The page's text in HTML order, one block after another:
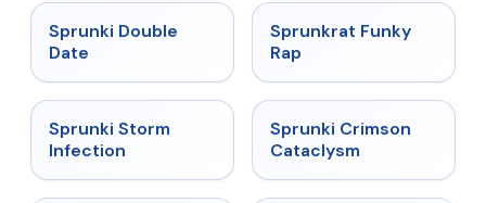
★
Sprunki Double
Date
★ 4.7
Sprunkrat Funky
Rap
★
Sprunki Storm
Infection
★ 4.7
Sprunki Crimson
Cataclysm